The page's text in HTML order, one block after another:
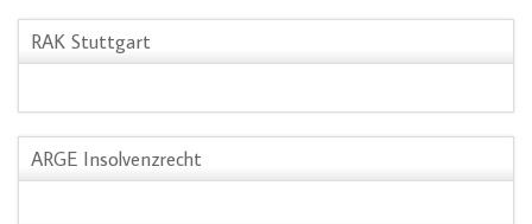
RAK Stuttgart
ARGE Insolvenzrecht